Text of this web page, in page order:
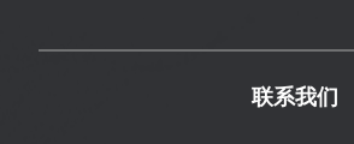
联系我们